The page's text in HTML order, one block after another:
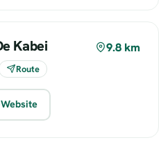
Kabei 9.8 km
Route
Website